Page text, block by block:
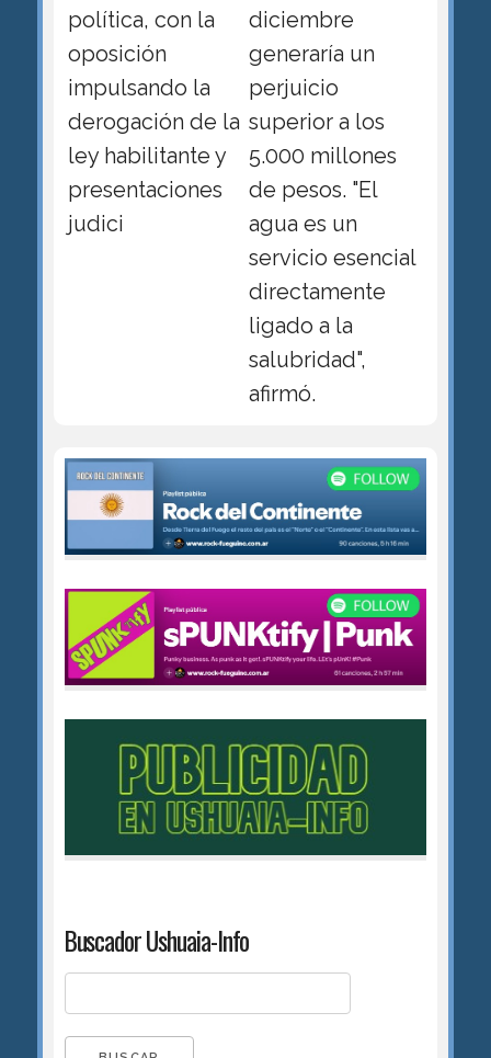
política, con la
oposición
impulsando la
derogación de la
ley habilitante y
presentaciones
judici
diciembre
generaría un
perjuicio
superior a los
5.000 millones
de pesos. "El
agua es un
servicio esencial
directamente
ligado a la
salubridad",
afirmó.
Buscador Ushuaia-Info